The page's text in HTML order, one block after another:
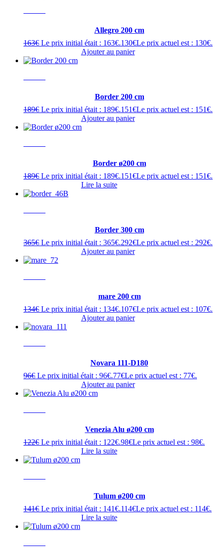
Allegro 200 cm
163€ Le prix initial était : 163€.130€Le prix actuel est : 130€.
Ajouter au panier
Border 200 cm
189€ Le prix initial était : 189€.151€Le prix actuel est : 151€.
Ajouter au panier
Border ø200 cm
189€ Le prix initial était : 189€.151€Le prix actuel est : 151€.
Lire la suite
Border 300 cm
365€ Le prix initial était : 365€.292€Le prix actuel est : 292€.
Ajouter au panier
mare 200 cm
134€ Le prix initial était : 134€.107€Le prix actuel est : 107€.
Ajouter au panier
Novara 111-D180
96€ Le prix initial était : 96€.77€Le prix actuel est : 77€.
Ajouter au panier
Venezia Alu ø200 cm
122€ Le prix initial était : 122€.98€Le prix actuel est : 98€.
Lire la suite
Tulum ø200 cm
141€ Le prix initial était : 141€.114€Le prix actuel est : 114€.
Lire la suite